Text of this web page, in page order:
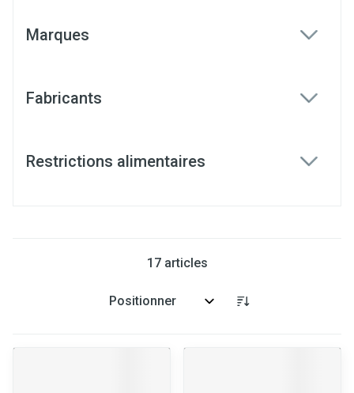
Marques
Fabricants
Restrictions alimentaires
17articles
Trier par: